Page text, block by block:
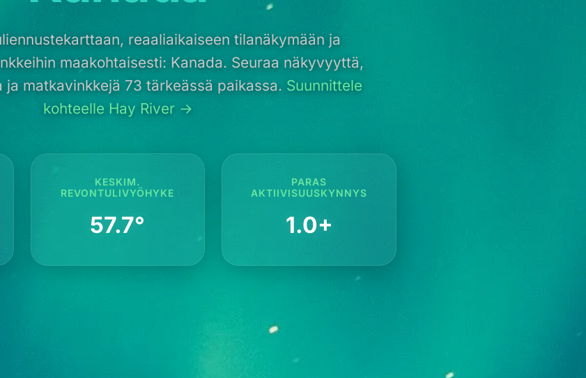
reaaliaikaiseen tilanäkymään ja
maakohtaisesti: Kanada. Seuraa näkyvyyttä,
ja matkavinkkejä 73 tärkeässä paikassa. Suunnittele
kohteelle Hay River →
KESKIM.
REVONTULIVYÖHYKE
57.7°
PARAS
AKTIIVISUUSKYNNYS
1.0+